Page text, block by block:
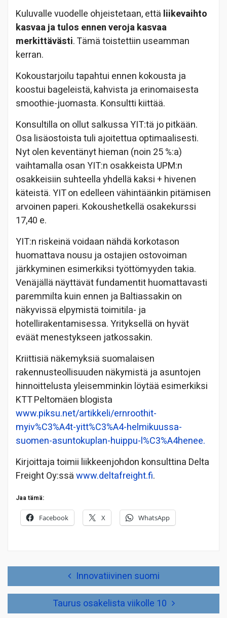
Kuluvalle vuodelle ohjeistetaan, että liikevaihto
kasvaa ja tulos ennen veroja kasvaa
merkittävästi. Tämä toistettiin useamman
kerran.
Kokoustarjoilu tapahtui ennen kokousta ja
koostui bageleistä, kahvista ja erinomaisesta
smoothie-juomasta. Konsultti kiittää.
Konsultilla on ollut salkussa YIT:tä jo pitkään.
Osa lisäostoista tuli ajoitettua optimaalisesti.
Nyt olen keventänyt hieman (noin 25 %:a)
vaihtamalla osan YIT:n osakkeista UPM:n
osakkeisiin suhteella yhdellä kaksi + hivenen
käteistä. YIT on edelleen vähintäänkin pitämisen
arvoinen paperi. Kokoushetkellä osakekurssi
17,40 e.
YIT:n riskeinä voidaan nähdä korkotason
huomattava nousu ja ostajien ostovoiman
järkkyminen esimerkiksi työttömyyden takia.
Venäjällä näyttävät fundamentit huomattavasti
paremmilta kuin ennen ja Baltiassakin on
näkyvissä elpymistä toimitila- ja
hotellirakentamisessa. Yrityksellä on hyvät
eväät menestykseen jatkossakin.
Kriittisiä näkemyksiä suomalaisen
rakennusteollisuuden näkymistä ja asuntojen
hinnoittelusta yleisemminkin löytää esimerkiksi
KTT Peltomäen blogista
www.piksu.net/artikkeli/ernroothit-
myiv%C3%A4t-yitt%C3%A4-helmikuussa-
suomen-asuntokuplan-huippu-l%C3%A4henee.
Kirjoittaja toimii liikkeenjohdon konsulttina Delta
Freight Oy:ssäwww.deltafreight.fi.
Jaa tämä:
Facebook X WhatsApp
Innovatiivinen suomi
Taurus osakelista viikolle 10